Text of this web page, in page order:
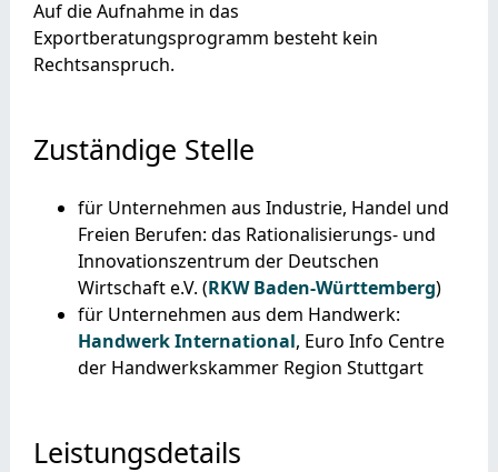
Auf die Aufnahme in das
Exportberatungsprogramm besteht kein
Rechtsanspruch.
Zuständige Stelle
für Unternehmen aus Industrie, Handel und
Freien Berufen: das Rationalisierungs- und
Innovationszentrum der Deutschen
Wirtschaft e.V. (RKW Baden-Württemberg)
für Unternehmen aus dem Handwerk:
Handwerk International, Euro Info Centre
der Handwerkskammer Region Stuttgart
Leistungsdetails